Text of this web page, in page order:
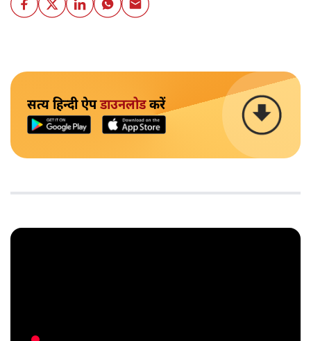
सत्य हिन्दी ऐपडाउनलोडकरें